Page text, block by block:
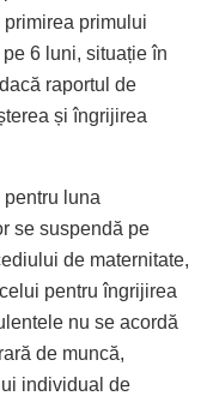
primului
6 luni, situație în
raportul de
și îngrijirea
luna
se suspendă pe
de maternitate,
pentru îngrijirea
nu se acordă
de muncă,
individual de